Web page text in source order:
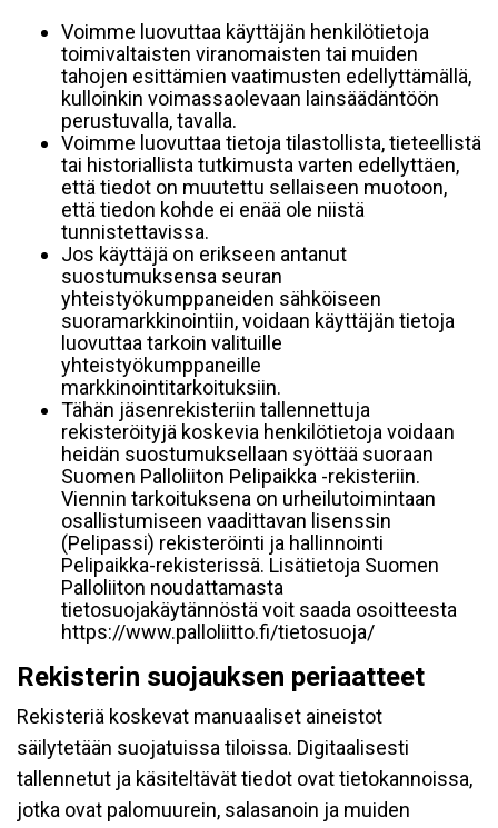
Voimme luovuttaa käyttäjän henkilötietoja
toimivaltaisten viranomaisten tai muiden
tahojen esittämien vaatimusten edellyttämällä,
kulloinkin voimassaolevaan lainsäädäntöön
perustuvalla, tavalla.
Voimme luovuttaa tietoja tilastollista, tieteellistä
tai historiallista tutkimusta varten edellyttäen,
että tiedot on muutettu sellaiseen muotoon,
että tiedon kohde ei enää ole niistä
tunnistettavissa.
Jos käyttäjä on erikseen antanut
suostumuksensa seuran
yhteistyökumppaneiden sähköiseen
suoramarkkinointiin, voidaan käyttäjän tietoja
luovuttaa tarkoin valituille
yhteistyökumppaneille
markkinointitarkoituksiin.
Tähän jäsenrekisteriin tallennettuja
rekisteröityjä koskevia henkilötietoja voidaan
heidän suostumuksellaan syöttää suoraan
Suomen Palloliiton Pelipaikka -rekisteriin.
Viennin tarkoituksena on urheilutoimintaan
osallistumiseen vaadittavan lisenssin
(Pelipassi) rekisteröinti ja hallinnointi
Pelipaikka-rekisterissä. Lisätietoja Suomen
Palloliiton noudattamasta
tietosuojakäytännöstä voit saada osoitteesta
https://www.palloliitto.fi/tietosuoja/
Rekisterin suojauksen periaatteet
Rekisteriä koskevat manuaaliset aineistot
säilytetään suojatuissa tiloissa. Digitaalisesti
tallennetut ja käsiteltävät tiedot ovat tietokannoissa,
jotka ovat palomuurein, salasanoin ja muiden